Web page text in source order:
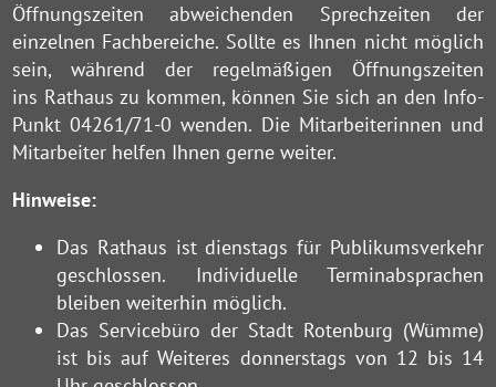
Öffnungszeiten abweichenden Sprechzeiten der
einzelnen Fachbereiche. Sollte es Ihnen nicht möglich
sein, während der regelmäßigen Öffnungszeiten
ins Rathaus zu kommen, können Sie sich an den Info-
Punkt 04261/71-0 wenden. Die Mitarbeiterinnen und
Mitarbeiter helfen Ihnen gerne weiter.
Hinweise:
Das Rathaus ist dienstags für Publikumsverkehr
geschlossen. Individuelle Terminabsprachen
bleiben weiterhin möglich.
Das Servicebüro der Stadt Rotenburg (Wümme)
ist bis auf Weiteres donnerstags von 12 bis 14